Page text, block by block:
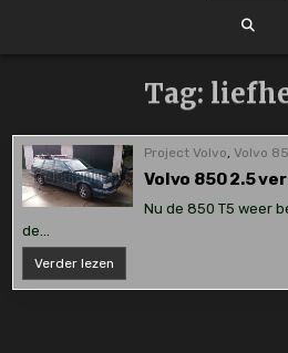
Tag:
Project Volvo,Volvo
Volvo 850 2.5
Nu de 850 T5 weer
de…
Verder lezen
850
2.5